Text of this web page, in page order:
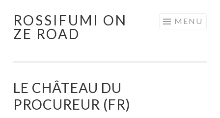
Aller
au
ROSSIFUMI ON
ZE ROAD
MENU
LE CHÂTEAU DU
PROCUREUR (FR)